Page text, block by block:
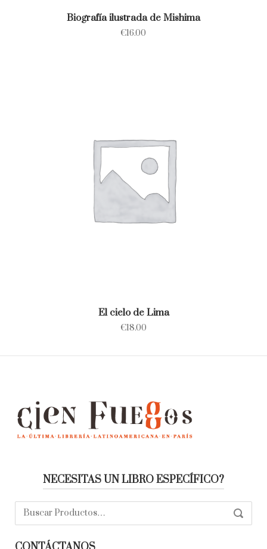
Biografía ilustrada de Mishima
€16.00
El cielo de Lima
€18.00
NECESITAS UN LIBRO ESPECÍFICO?
Buscar: